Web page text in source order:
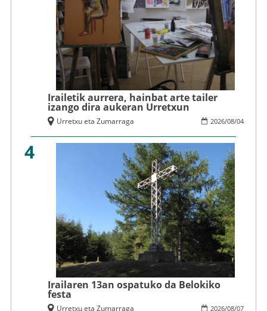
Irailetik aurrera, hainbat arte tailer
izango dira aukeran Urretxun
2026/08/04
Urretxu eta Zumarraga
4
Irailaren 13an ospatuko da Belokiko
festa
2026/08/07
Urretxu eta Zumarraga